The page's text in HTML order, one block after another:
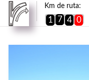
Km de ruta:
1 7 4 0